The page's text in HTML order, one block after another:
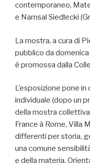
contemporaneo,
e Namsal Siedlecki
La mostra, a cura di
pubblico da
è promossa dalla
L’esposizione pone
individuale (dopo un
della mostra
France à Rome, Villa
differenti per storia,
una comune
e della materia.